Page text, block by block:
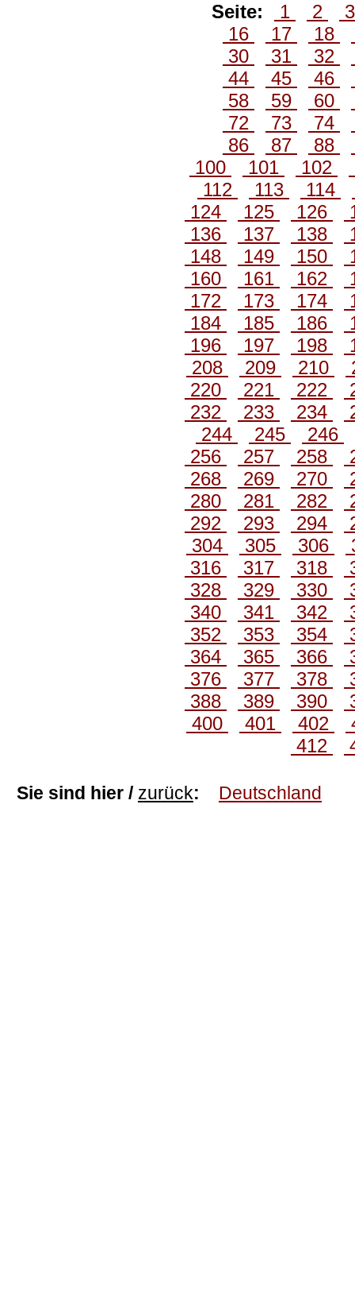
Seite: 1 2
16
17 18
30
31 32
44
45 46
58
59 60
72
73 74
86
87 88
100
101 102
112
113 114
124
125 126
136
137 138
148
149 150
160
161 162
172
173 174
184
185 186
196
197 198
208
209 210
220
221 222
232
233 234
244
245
246
256
257 258
268
269 270
280
281 282
292
293 294
304
305 306
316
317 318
328
329 330
340
341 342
352
353 354
364
365 366
376
377 378
388
389 390
400
401 402
412
Sie sind hier / zurück: Deutschland